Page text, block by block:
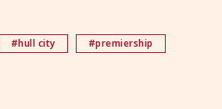
#hull city
#premiership